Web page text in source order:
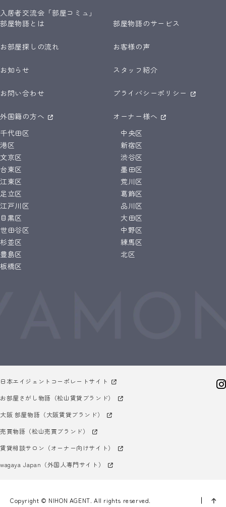
入居者交流会「部屋コミュ」
部屋物語とは
部屋物語のサービス
お部屋探しの流れ お客様の声
お知らせ スタッフ紹介
お問い合わせ プライバシーポリシー
外国籍の方へ
オーナー様へ
千代田区
中央区
港区
新宿区
文京区
渋谷区
台東区
墨田区
江東区
荒川区
足立区
葛飾区
江戸川区
品川区
目黒区
大田区
世田谷区
中野区
杉並区
練馬区
豊島区
北区
板橋区
日本エイジェントコーポレートサイト
お部屋さがし物語（松山賃貸ブランド）
大阪 部屋物語（大阪賃貸ブランド）
売買物語（松山売買ブランド）
賃貸相談サロン（オーナー向けサイト）
wagaya Japan（外国人専門サイト）
Copyright © NIHON AGENT. All rights reserved.